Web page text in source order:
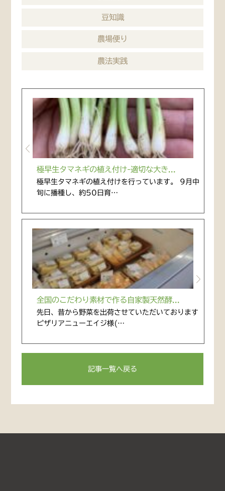
豆知識
農場便り
農法実践
極早生タマネギの植え付け-適切な大き...
極早生タマネギの植え付けを行っています。 9月中
旬に播種し、約50日育…
全国のこだわり素材で作る自家製天然酵...
先日、昔から野菜を出荷させていただいております
ピザリアニューエイジ様(…
記事一覧へ戻る